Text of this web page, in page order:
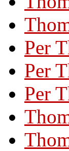
Per
Per
Per